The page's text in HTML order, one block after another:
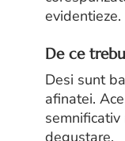
evidentieze.
De ce
Desi sunt
afinatei.
degustare.